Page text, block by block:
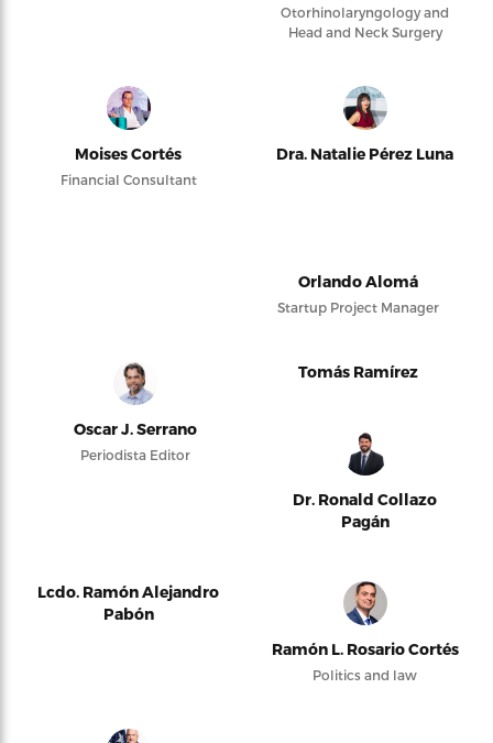
Otorhinolaryngology and
Head and Neck Surgery
Moises Cortés
Financial Consultant
Dra. Natalie Pérez Luna
Orlando Alomá
Startup Project Manager
Oscar J. Serrano
Periodista Editor
Tomás Ramírez
Dr. Ronald Collazo
Pagán
Lcdo. Ramón Alejandro
Pabón
Ramón L. Rosario Cortés
Politics and law